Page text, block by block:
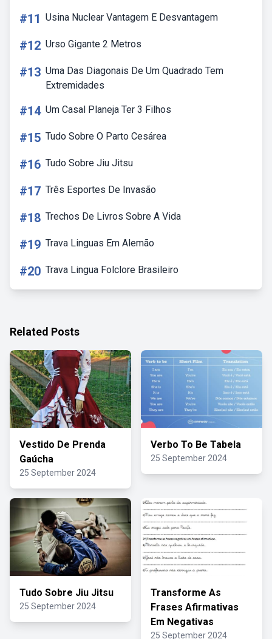
#11 Usina Nuclear Vantagem E Desvantagem
#12 Urso Gigante 2 Metros
#13 Uma Das Diagonais De Um Quadrado Tem
Extremidades
#14 Um Casal Planeja Ter 3 Filhos
#15 Tudo Sobre O Parto Cesárea
#16 Tudo Sobre Jiu Jitsu
#17 Três Esportes De Invasão
#18 Trechos De Livros Sobre A Vida
#19 Trava Linguas Em Alemão
#20 Trava Lingua Folclore Brasileiro
Related Posts
Vestido De Prenda
Gaúcha
25 September 2024
Verbo To Be Tabela
25 September 2024
Tudo Sobre Jiu Jitsu
25 September 2024
Transforme As
Frases Afirmativas
Em Negativas
25 September 2024